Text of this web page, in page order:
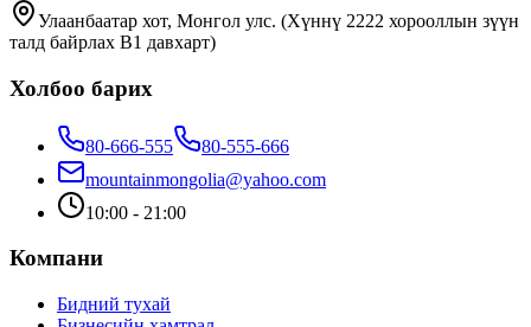
Улаанбаатар хот, Монгол улс. (Хүннү 2222 хорооллын зүүн
талд байрлах B1 давхарт)
Холбоо барих
80-666-555
80-555-666
mountainmongolia@yahoo.com
10:00 - 21:00
Компани
Бидний тухай